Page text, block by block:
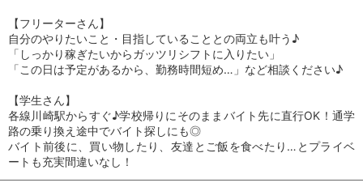
【フリーターさん】
自分のやりたいこと・目指していることとの両立も叶う♪
「しっかり稼ぎたいからガッツリシフトに入りたい」
「この日は予定があるから、勤務時間短め…」など相談ください♪
【学生さん】
各線川崎駅からすぐ♪学校帰りにそのままバイト先に直行OK！通学
路の乗り換え途中でバイト探しにも◎
バイト前後に、買い物したり、友達とご飯を食べたり…とプライベ
ートも充実間違いなし！